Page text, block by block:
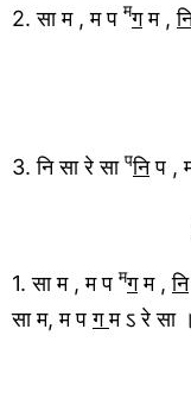
2. सा म , म प मगम ,
3. नि सा रे सा पनिप ,
1. सा म , म प मगम ,नि
सा म, म पगम ऽ रे सा ।